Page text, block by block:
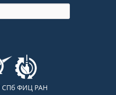
СПб ФИЦ РАН